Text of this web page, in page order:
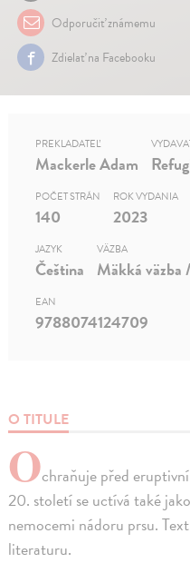
Odporučiť známemu
Zdielať na Facebooku
O TITULE
Ochraňuje před
20. století se uctívá také
nemocemi nádoru prsu.
literaturu.
PREKLADATEĽ
Mackerle Adam
POČET STRÁN
140
ROK VYDANIA
2023
JAZYK
Čeština
VÄZBA
Mäkká väzba
EAN
9788074124709